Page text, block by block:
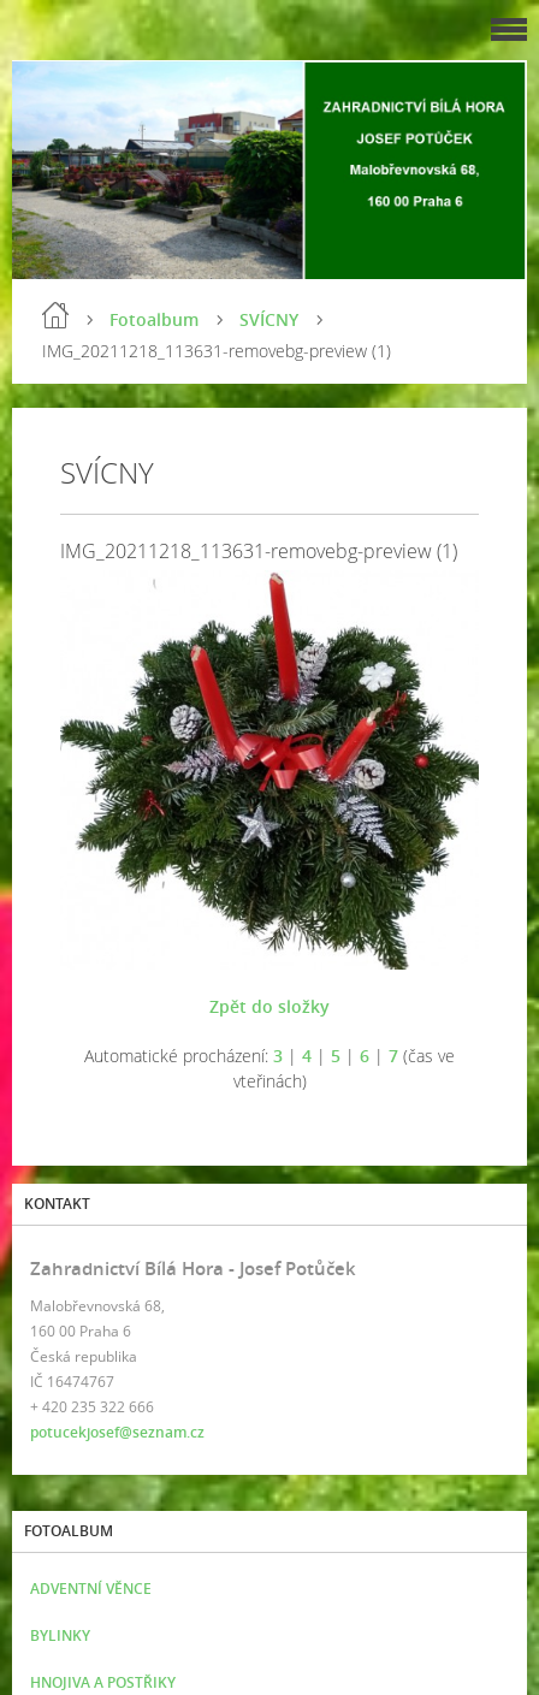
Fotoalbum
SVÍCNY
IMG_20211218_113631-removebg-preview (1)
SVÍCNY
IMG_20211218_113631-removebg-preview (1)
Zpět do složky
Automatické procházení: 3 | 4 | 5 | 6 | 7 (čas ve
vteřinách)
KONTAKT
Zahradnictví Bílá Hora - Josef Potůček
Malobřevnovská 68,
160 00 Praha 6
Česká republika
IČ 16474767
+ 420 235 322 666
potucekjosef@seznam.cz
FOTOALBUM
ADVENTNÍ VĚNCE
BYLINKY
HNOJIVA A POSTŘIKY